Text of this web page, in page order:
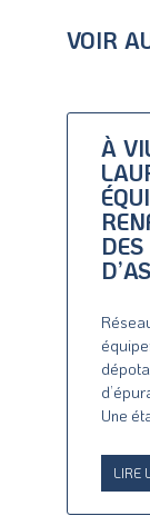
VOIR
À
Une
LIRE